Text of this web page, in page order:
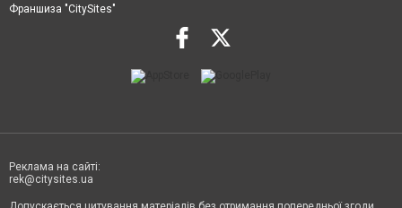
Франшиза "CitySites"
Реклама на сайті:
rek@citysites.ua